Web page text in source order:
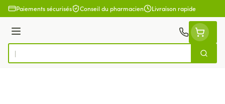
Aller au contenu
Paiements sécurisés Conseil du pharmacien Livraison rapide
Menu
Rechercher